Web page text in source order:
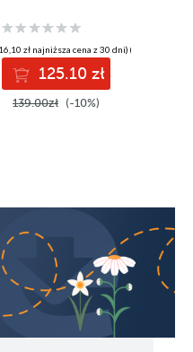
zł najniższa cena z 30 dni)
125.10 zł
139.00zł (-10%)
(116,10 zł